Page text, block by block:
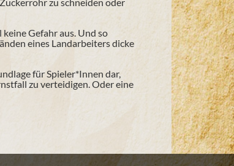
Gefahr aus. Und so
eines Landarbeiters dicke
für Spieler*Innen dar,
zu verteidigen. Oder eine